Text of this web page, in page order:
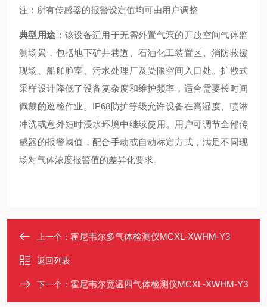
注：所有传感器的报警设定值均可由用户调整
典型用途 ：该设备适用于无需外置气泵的开放空间气体监
测场景，包括地下矿井巷道、石油化工装置区、消防救援
现场、船舶舱室、污水处理厂及受限空间入口处。扩散式
采样设计降低了设备复杂度和维护频率，适合需要长时间
佩戴的巡检作业。IP68防护等级允许设备在高湿度、喷淋
冲洗或意外短时浸水环境中继续使用。用户可调节全部传
感器的报警阈值，配合手动或自动标定方式，满足不同现
场对气体浓度报警值的差异化要求。
上一个： 霍尼韦尔多气体检测仪MCXL-XWHM-Y3
返回列表
下一个： 霍尼韦尔宽温四气体检测仪MCXL-XWHM-Y3